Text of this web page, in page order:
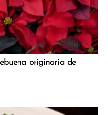
originaria de